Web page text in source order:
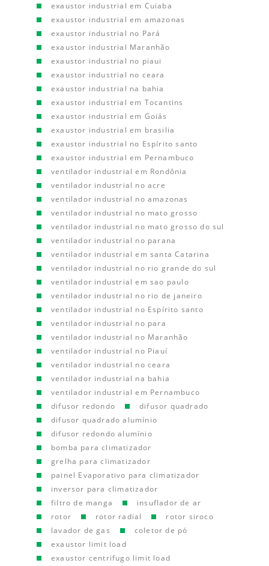
exaustor industrial em Cuiaba
exaustor industrial em amazonas
exaustor industrial no Pará
exaustor industrial Maranhão
exaustor industrial no piaui
exaustor industrial no ceara
exaustor industrial na bahia
exaustor industrial em Tocantins
exaustor industrial em Goiás
exaustor industrial em brasilia
exaustor industrial no Espírito santo
exaustor industrial em Pernambuco
ventilador industrial em Rondônia
ventilador industrial no acre
ventilador industrial no amazonas
ventilador industrial no mato grosso
ventilador industrial no mato grosso do sul
ventilador industrial no parana
ventilador industrial em santa Catarina
ventilador industrial no rio grande do sul
ventilador industrial em sao paulo
ventilador industrial no rio de janeiro
ventilador industrial no Espírito santo
ventilador industrial no para
ventilador industrial no Maranhão
ventilador industrial no Piauí
ventilador industrial no ceara
ventilador industrial na bahia
ventilador industrial em Pernambuco
difusor redondo
difusor quadrado
difusor quadrado alumínio
difusor redondo alumínio
bomba para climatizador
grelha para climatizador
painel Evaporativo para climatizador
inversor para climatizador
filtro de manga
insuflador de ar
rotor
rotor radial
rotor siroco
lavador de gas
coletor de pó
exaustor limit load
exaustor centrifugo limit load